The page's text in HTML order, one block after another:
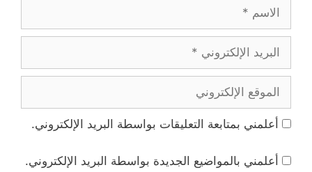
الإلكتروني
الإلكتروني
أعلمني بمتابعة التعليقات بواسطة البريد الإلكتروني.
أعلمني بالمواضيع الجديدة بواسطة البريد الإلكتروني.